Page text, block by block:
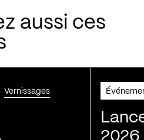
aussi ces
Vernissages
2026